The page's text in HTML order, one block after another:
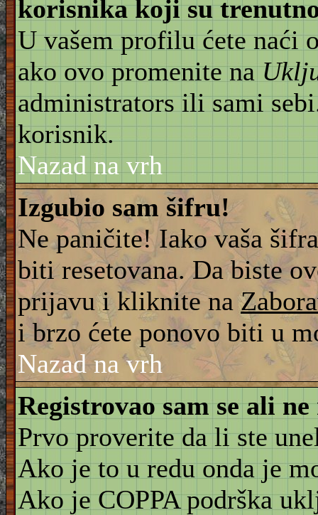
korisnika koji su
U vašem profilu ćete naći
ako ovo promenite na
administrators ili sami
korisnik.
Nazad na vrh
Izgubio sam šifru!
Ne paničite! Iako vaša
biti resetovana. Da biste
prijavu i kliknite na
i brzo ćete ponovo biti u
Nazad na vrh
Registrovao sam se ali
Prvo proverite da li ste
Ako je to u redu onda je
Ako je COPPA podrška